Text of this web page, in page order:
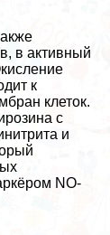
в активный
к
клеток.
с
и
NO-